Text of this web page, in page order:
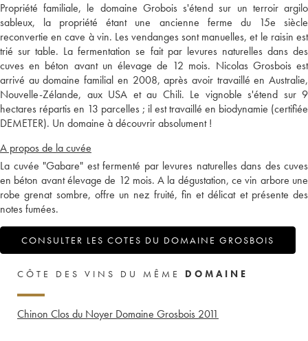
Propriété familiale, le domaine Grobois s'étend sur un terroir argilo
sableux, la propriété étant une ancienne ferme du 15e siècle
reconvertie en cave à vin. Les vendanges sont manuelles, et le raisin est
trié sur table. La fermentation se fait par levures naturelles dans des
cuves en béton avant un élevage de 12 mois. Nicolas Grosbois est
arrivé au domaine familial en 2008, après avoir travaillé en Australie,
Nouvelle-Zélande, aux USA et au Chili. Le vignoble s'étend sur 9
hectares répartis en 13 parcelles ; il est travaillé en biodynamie (certifiée
DEMETER). Un domaine à découvrir absolument !
A propos de la cuvée
La cuvée "Gabare" est fermenté par levures naturelles dans des cuves
en béton avant élevage de 12 mois. A la dégustation, ce vin arbore une
robe grenat sombre, offre un nez fruité, fin et délicat et présente des
notes fumées.
CONSULTER LES COTES DU DOMAINE GROSBOIS
CÔTE DES VINS DU MÊME DOMAINE
Chinon Clos du Noyer Domaine Grosbois 2011